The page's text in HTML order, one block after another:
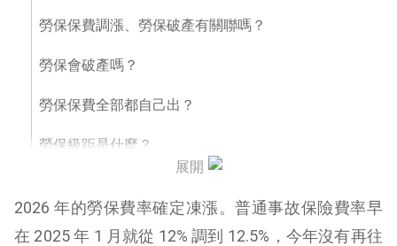
勞保保費調漲、勞保破產有關聯嗎？
勞保會破產嗎？
勞保保費全部都自己出？
勞保級距是什麼？
勞保保費調漲，你要多付多少？
展開
2026 年的勞保費率確定凍漲。普通事故保險費率早
在 2025 年 1 月就從 12% 調到 12.5%，今年沒有再往